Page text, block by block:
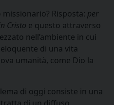
missionario? Risposta: per
Cristo e questo attraverso
nell’ambiente in cui
di una vita
umanità, come Dio la
di oggi consiste in una